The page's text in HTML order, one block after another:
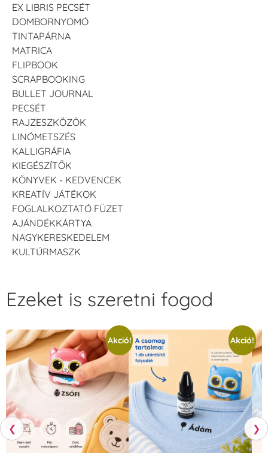
EX LIBRIS PECSÉT
DOMBORNYOMÓ
TINTAPÁRNA
MATRICA
FLIPBOOK
SCRAPBOOKING
BULLET JOURNAL
PECSÉT
RAJZESZKÖZÖK
LINÓMETSZÉS
KALLIGRÁFIA
KIEGÉSZÍTŐK
KÖNYVEK - KEDVENCEK
KREATÍV JÁTÉKOK
FOGLALKOZTATÓ FÜZET
AJÁNDÉKKÁRTYA
NAGYKERESKEDELEM
KULTÚRMASZK
❮
Ezeket is szeretni fogod
Akció! Akció!
❯